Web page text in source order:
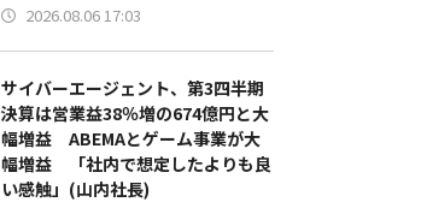
2026.08.06 17:03
サイバーエージェント、第3四半期
決算は営業益38％増の674億円と大
幅増益 ABEMAとゲーム事業が大
幅増益 「社内で想定したよりも良
い感触」(山内社長)